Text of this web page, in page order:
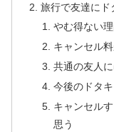
旅行で友達にド
やむ得ない
キャンセル
共通の友人
今後のドタ
キャンセル
思う